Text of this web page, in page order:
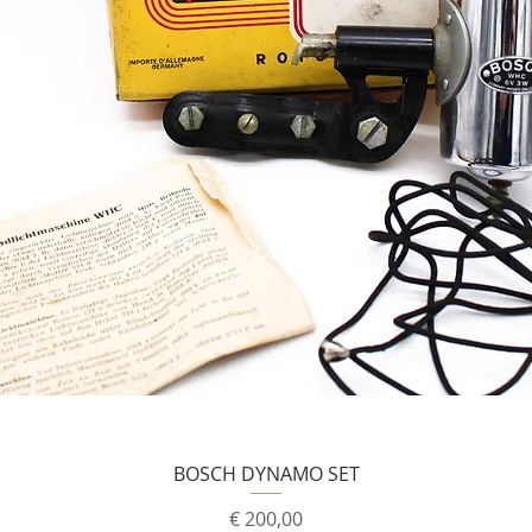
BOSCH DYNAMO SET
Prijs
€ 200,00